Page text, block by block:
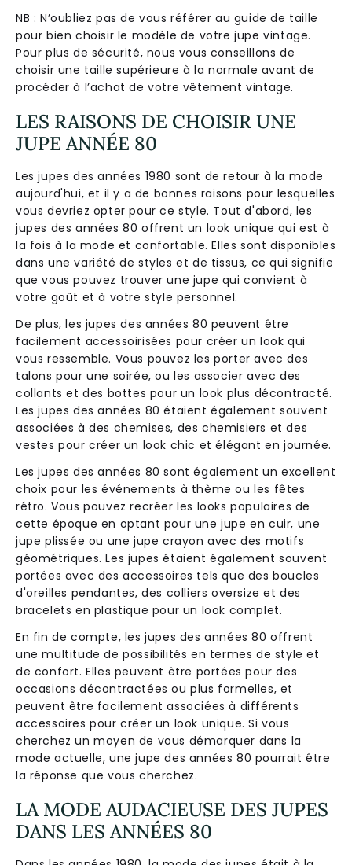
NB : N’oubliez pas de vous référer au guide de taille
pour bien choisir le modèle de votre jupe vintage.
Pour plus de sécurité, nous vous conseillons de
choisir une taille supérieure à la normale avant de
procéder à l’achat de votre vêtement vintage.
LES RAISONS DE CHOISIR UNE
JUPE ANNÉE 80
Les jupes des années 1980 sont de retour à la mode
aujourd'hui, et il y a de bonnes raisons pour lesquelles
vous devriez opter pour ce style. Tout d'abord, les
jupes des années 80 offrent un look unique qui est à
la fois à la mode et confortable. Elles sont disponibles
dans une variété de styles et de tissus, ce qui signifie
que vous pouvez trouver une jupe qui convient à
votre goût et à votre style personnel.
De plus, les jupes des années 80 peuvent être
facilement accessoirisées pour créer un look qui
vous ressemble. Vous pouvez les porter avec des
talons pour une soirée, ou les associer avec des
collants et des bottes pour un look plus décontracté.
Les jupes des années 80 étaient également souvent
associées à des chemises, des chemisiers et des
vestes pour créer un look chic et élégant en journée.
Les jupes des années 80 sont également un excellent
choix pour les événements à thème ou les fêtes
rétro. Vous pouvez recréer les looks populaires de
cette époque en optant pour une jupe en cuir, une
jupe plissée ou une jupe crayon avec des motifs
géométriques. Les jupes étaient également souvent
portées avec des accessoires tels que des boucles
d'oreilles pendantes, des colliers oversize et des
bracelets en plastique pour un look complet.
En fin de compte, les jupes des années 80 offrent
une multitude de possibilités en termes de style et
de confort. Elles peuvent être portées pour des
occasions décontractées ou plus formelles, et
peuvent être facilement associées à différents
accessoires pour créer un look unique. Si vous
cherchez un moyen de vous démarquer dans la
mode actuelle, une jupe des années 80 pourrait être
la réponse que vous cherchez.
LA MODE AUDACIEUSE DES JUPES
DANS LES ANNÉES 80